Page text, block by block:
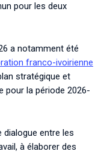
pour les deux
a notamment été
franco-ivoirienne
stratégique et
pour la période 2026-
entre les
à élaborer des